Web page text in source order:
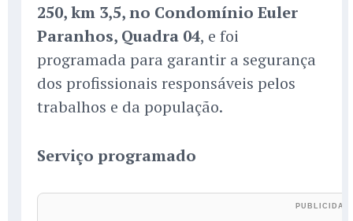
250, km 3,5, no Condomínio Euler
Paranhos, Quadra 04, e foi
programada para garantir a segurança
dos profissionais responsáveis pelos
trabalhos e da população.
Serviço programado